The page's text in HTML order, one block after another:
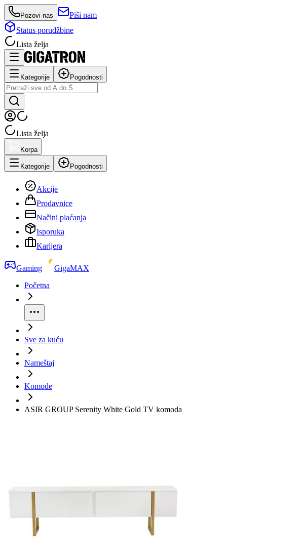
Pozovi nas
Piši nam
Status porudžbine
Lista želja
Kategorije Pogodnosti
Lista želja
Korpa
Kategorije Pogodnosti
Akcije
Prodavnice
Načini plaćanja
Isporuka
Karijera
Gaming
GigaMAX
Početna
Sve za kuću
Nameštaj
Komode
ASIR GROUP Serenity White Gold TV komoda